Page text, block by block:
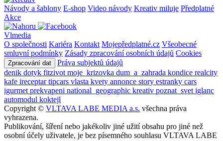
Návody a šablony E-shop Video návody Kreativ miluje Předplatné
Akce
Vlmedia
O společnosti Kariéra Kontakt Mojepředplatné.cz Všeobecné
smluvní podmínky Zásady zpracování osobních údajů Cookies
Zpracování dat
Práva subjektů údajů
denik dotyk fitzivot moje_krizovka dum_a_zahrada kondice realcity
kafe ireceptartipcars vlasta kvety annonce story estranky cars
igurmet prekvapeni national_geographic kreativ poznat_svet iglanc
automodul koktejl
Copyright © VLTAVA LABE MEDIA a.s. všechna práva
vyhrazena.
Publikování, šíření nebo jakékoliv jiné užití obsahu pro jiné než
osobní účely uživatele, je bez písemného souhlasu VLTAVA LABE